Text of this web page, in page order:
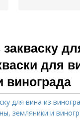
клубники
Изюм в
электросушилке
для
винограда